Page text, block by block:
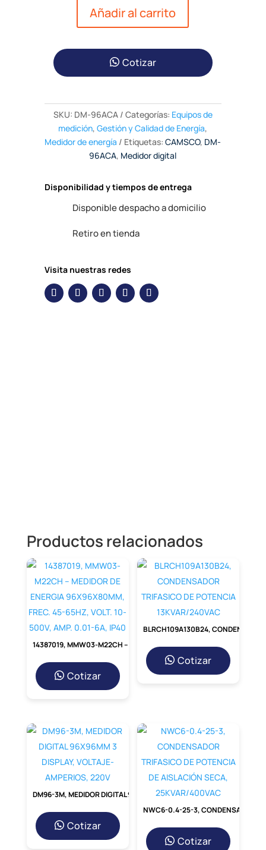
Añadir al carrito
Cotizar
SKU: DM-96ACA Categorías: Equipos de
medición,Gestión y Calidad de Energía,
Medidor de energía
Etiquetas:CAMSCO, DM-
96ACA, Medidor digital
Disponibilidad y tiempos de entrega
Disponible despacho a domicilio
Retiro en tienda
Visita nuestras redes
Productos relacionados
Cotizar
Cotizar
Cotizar
Cotizar